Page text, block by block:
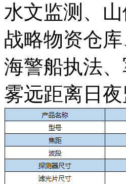
水文监测、
战略物资仓
海警船执法
雾远距离日夜